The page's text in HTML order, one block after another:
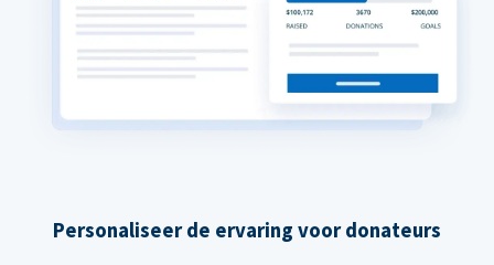
Personaliseer de ervaring voor donateurs